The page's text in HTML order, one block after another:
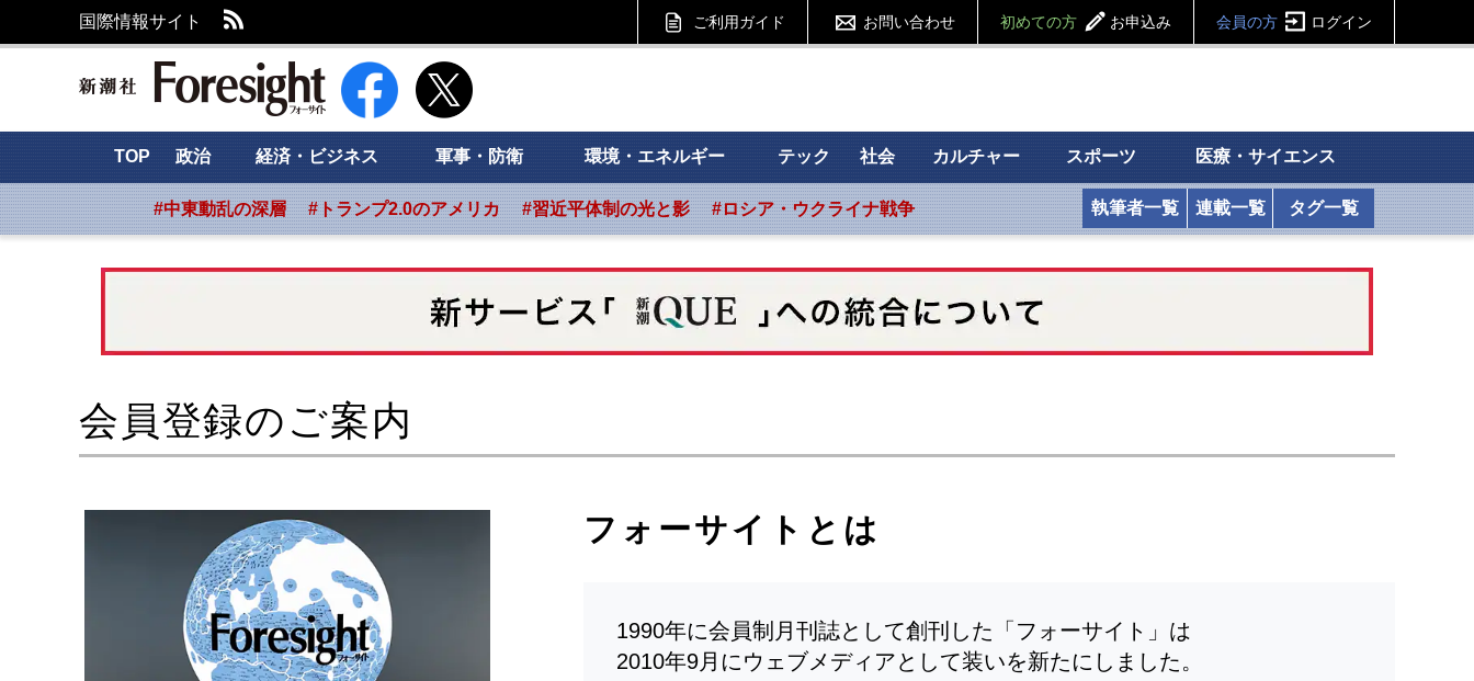
国際情報サイト ご利用ガイド お問い合わせ 初めての方 お申込み 会員の方 ログイン
新潮社 Foresight フォーサイト
TOP 政治 経済・ビジネス 軍事・防衛 環境・エネルギー テック 社会 カルチャー スポーツ 医療・サイエンス
#中東動乱の深層 #トランプ2.0のアメリカ #習近平体制の光と影 #ロシア・ウクライナ戦争 執筆者一覧 連載一覧 タグ一覧
会員登録のご案内
フォーサイトとは
1990年に会員制月刊誌として創刊した「フォーサイト」は
2010年9月にウェブメディアとして装いを新たにしました。